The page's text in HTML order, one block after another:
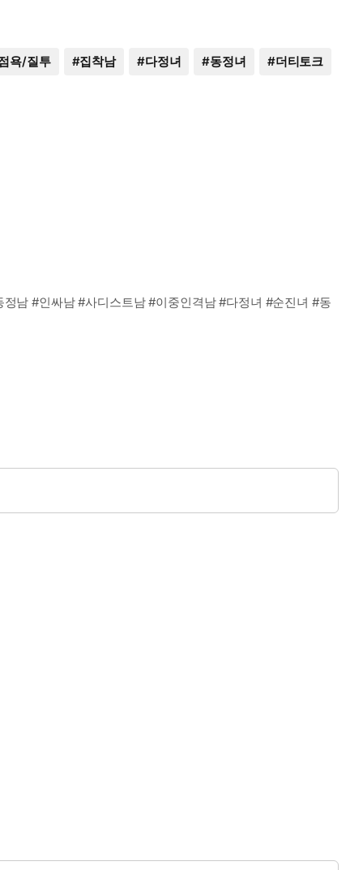
욕/질투 #집착남 #다정녀 #동정녀 #더티토크
남 #인싸남 #사디스트남 #이중인격남 #다정녀 #순진녀 #동
니까. 하나도 빠짐없이 다 내 거니까.